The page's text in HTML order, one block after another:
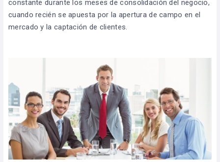
constante durante los meses de consolidación del negocio,
cuando recién se apuesta por la apertura de campo en el
mercado y la captación de clientes.